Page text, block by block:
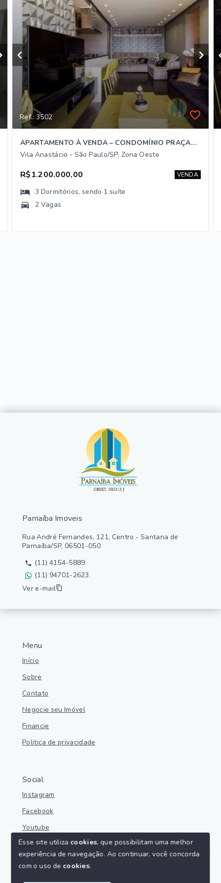
Ref.: 3502
APARTAMENTO À VENDA – CONDOMÍNIO PRAÇAS DA LAPA | VILA ANASTÁCIO
Vila Anastácio - São Paulo/SP, Zona Oeste
R$1.200.000,00 VENDA
3 Dormitórios, sendo 1 suíte
2 Vagas
Olá! Estamos disponíveis para te ajudar.
Menu
Início
Sobre
Contato
Negocie seu Imóvel
Financie
Politica de privacidade
Social
Instagram
Facebook
Youtube
© Copyright 2026 - Parnaíba Imoveis - Todos os direitos
Parnaíba Imoveis
Rua André Fernandes, 121, Centro - Santana de
Parnaíba/SP, 06501-050
(11) 4154-5889
(11) 94701-2623
Ver e-mail
Esse site utiliza cookies, que possibilitam uma melhor
experiência de navegação. Ao continuar, você concorda
com o uso de cookies.